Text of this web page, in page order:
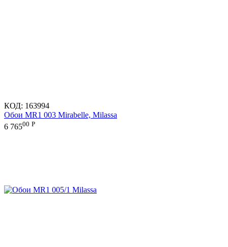
КОД: 163994
Обои MR1 003 Mirabelle, Milassa
6 76500 Р